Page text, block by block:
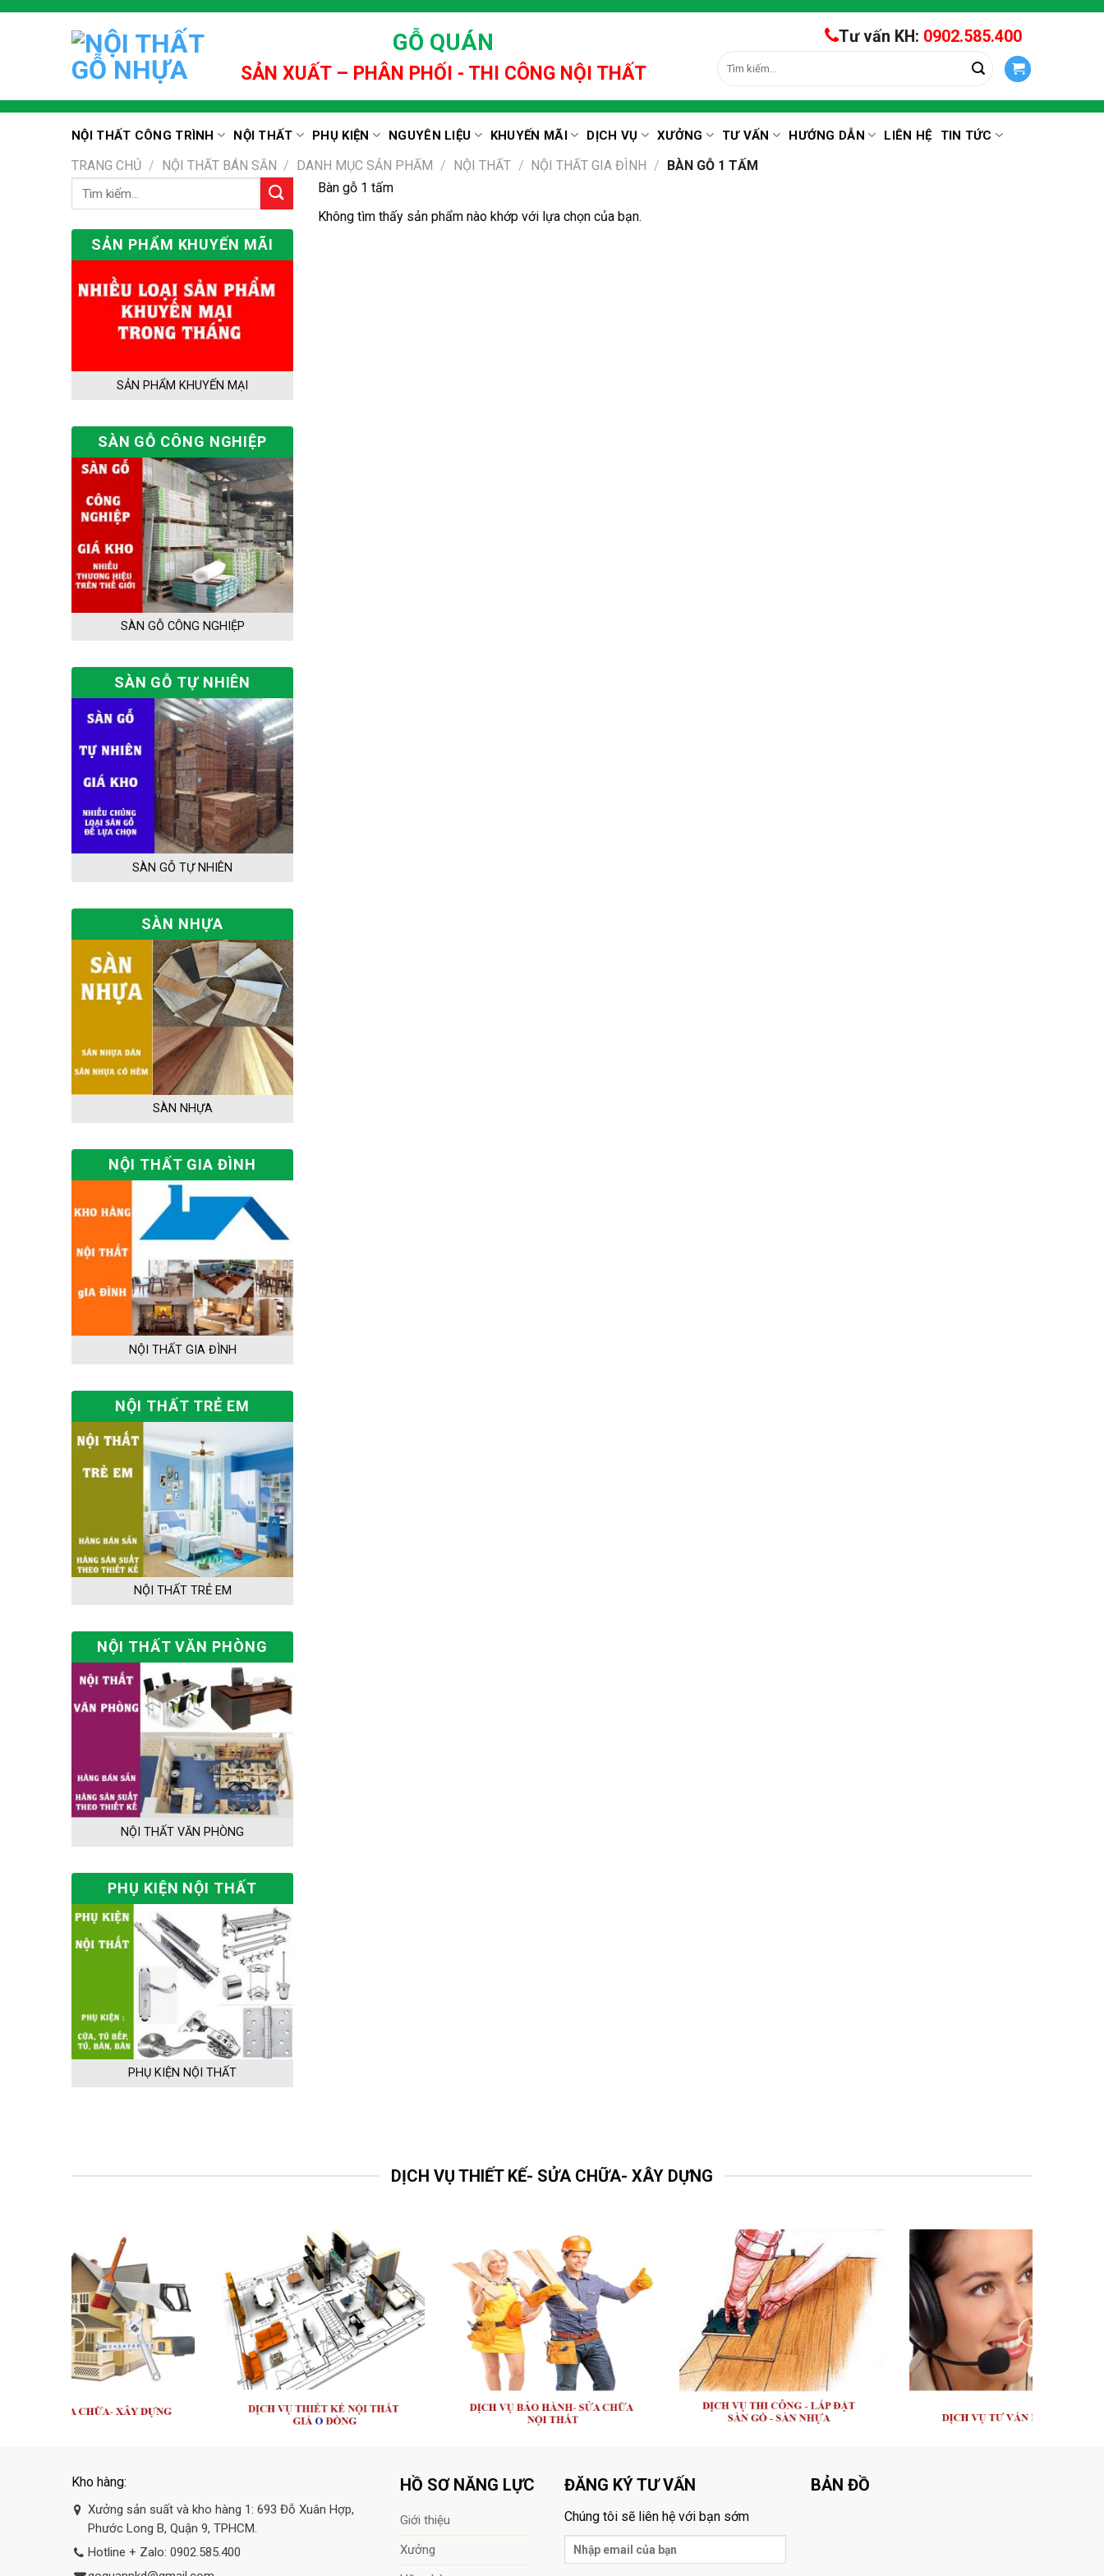
Skip
GỖ QUÁN
SẢN XUẤT – PHÂN PHỐI - THI CÔNG NỘI THẤT
Tư vấn KH: 0902.585.400
kiếm:
NỘI THẤT CÔNG TRÌNH NỘI THẤT PHỤ KIỆN NGUYÊN LIỆU KHUYẾN MÃI DỊCH VỤ XƯỞNG TƯ VẤN HƯỚNG DẪN LIÊN HỆ TIN TỨC
TRANG CHỦ / NỘI THẤT BÁN SẴN / DANH MỤC SẢN PHẨM / NỘI THẤT / NỘI THẤT GIA ĐÌNH / BÀN GỖ 1 TẤM
Tìm
kiếm:
SẢN PHẨM KHUYẾN MÃI
SẢN PHẨM KHUYẾN MẠI
SÀN GỖ CÔNG NGHIỆP
SÀN GỖ CÔNG NGHIỆP
SÀN GỖ TỰ NHIÊN
SÀN GỖ TỰ NHIÊN
SÀN NHỰA
SÀN NHỰA
NỘI THẤT GIA ĐÌNH
NỘI THẤT GIA ĐÌNH
NỘI THẤT TRẺ EM
NỘI THẤT TRẺ EM
NỘI THẤT VĂN PHÒNG
NỘI THẤT VĂN PHÒNG
PHỤ KIỆN NỘI THẤT
PHỤ KIỆN NỘI THẤT
Bàn gỗ 1 tấm
Không tìm thấy sản phẩm nào khớp với lựa chọn của bạn.
DỊCH VỤ THIẾT KẾ- SỬA CHỮA- XÂY DỰNG
Kho hàng:
Xưởng sản suất và kho hàng 1: 693 Đỗ Xuân Hợp,
Phước Long B, Quận 9, TPHCM.
Hotline + Zalo: 0902.585.400
HỒ SƠ NĂNG LỰC
Giới thiệu
Xưởng
ĐĂNG KÝ TƯ VẤN
Chúng tôi sẽ liên hệ với bạn sớm
BẢN ĐỒ